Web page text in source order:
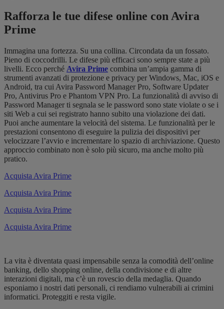
Rafforza le tue difese online con Avira
Prime
Immagina una fortezza. Su una collina. Circondata da un fossato.
Pieno di coccodrilli. Le difese più efficaci sono sempre state a più
livelli. Ecco perché Avira Prime combina un’ampia gamma di
strumenti avanzati di protezione e privacy per Windows, Mac, iOS e
Android, tra cui Avira Password Manager Pro, Software Updater
Pro, Antivirus Pro e Phantom VPN Pro. La funzionalità di avviso di
Password Manager ti segnala se le password sono state violate o se i
siti Web a cui sei registrato hanno subito una violazione dei dati.
Puoi anche aumentare la velocità del sistema. Le funzionalità per le
prestazioni consentono di eseguire la pulizia dei dispositivi per
velocizzare l’avvio e incrementare lo spazio di archiviazione. Questo
approccio combinato non è solo più sicuro, ma anche molto più
pratico.
Acquista Avira Prime
Acquista Avira Prime
Acquista Avira Prime
Acquista Avira Prime
La vita è diventata quasi impensabile senza la comodità dell’online
banking, dello shopping online, della condivisione e di altre
interazioni digitali, ma c’è un rovescio della medaglia. Quando
esponiamo i nostri dati personali, ci rendiamo vulnerabili ai crimini
informatici. Proteggiti e resta vigile.